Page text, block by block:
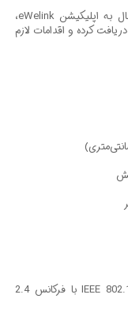
یکپارچگی با سیستم‌های هوشمند خانه: با اتصال به اپلیکیشن eWelink،
کرده و اقدامات لازم
اتصال Wi-Fi: پشتیبانی از استاندارد IEEE 802.11 b/g/n با فرکانس 2.4